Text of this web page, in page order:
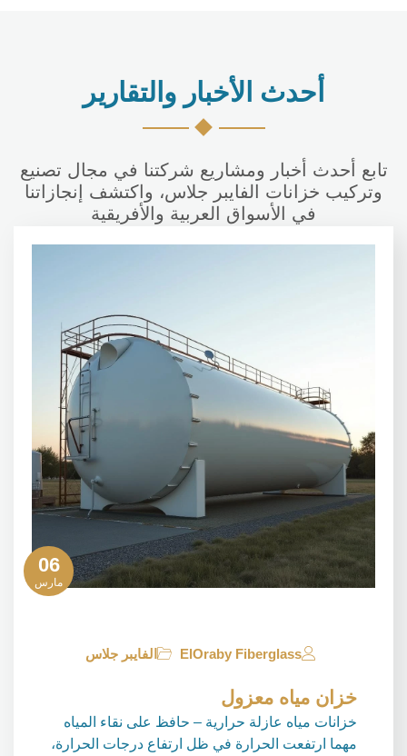
أحدث الأخبار والتقارير
تابع أحدث أخبار ومشاريع شركتنا في مجال تصنيع
وتركيب خزانات الفايبر جلاس، واكتشف إنجازاتنا
في الأسواق العربية والأفريقية
06
مارس
ElOraby Fiberglass الفايبر جلاس
خزان مياه معزول
خزانات مياه عازلة حرارية – حافظ على نقاء المياه
مهما ارتفعت الحرارة في ظل ارتفاع درجات الحرارة،